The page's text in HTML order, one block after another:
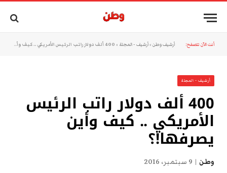
أنت الآن تتصفح: أرشيف وطن »أرشيف - المجلة » 400 ألف دولار راتب الرئيس الأمريكي .. كيف وأين يصرفها!؟
أرشيف - المجلة
400 ألف دولار راتب الرئيس
الأمريكي .. كيف وأين
يصرفها!؟
وطن 9 سبتمبر، 2016